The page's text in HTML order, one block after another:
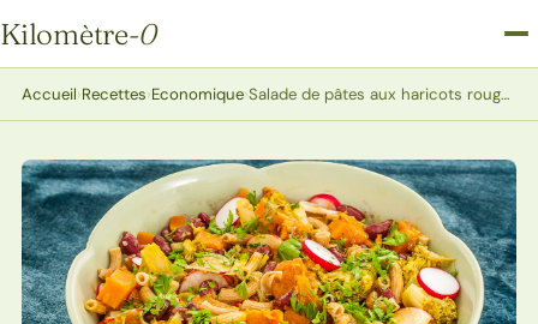
Kilomètre-0
Kilomètre-0
Accueil›Recettes›Economique› Salade de pâtes aux haricots rouges, brocolis et patate douce